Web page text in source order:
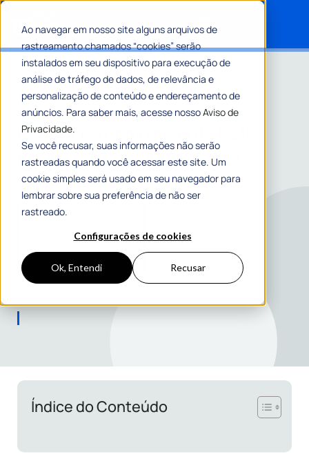
Ao navegar em nosso site alguns arquivos de
rastreamento chamados “cookies” serão
instalados em seu dispositivo para execução de
análise de tráfego de dados, de relevância e
personalização de conteúdo e endereçamento de
anúncios. Para saber mais, acesse nossoAviso de
Privacidade.
Se você recusar, suas informações não serão
rastreadas quando você acessar este site. Um
cookie simples será usado em seu navegador para
lembrar sobre sua preferência de não ser
rastreado.
Configurações de cookies
Ok, Entendi Recusar
Home»Veja como a Prefeitura de Canguçu atingiu mais de
R$19 milhões em economia com a plataforma 1Doc
Veja como a Prefeitura de
Canguçu atingiu mais de R$19
milhões em economia com a
plataforma 1Doc
+ 757 mil
Documentos gerados
através da 1Doc.
Usuários externos
cadastrados no
sistema.
Índice do Conteúdo